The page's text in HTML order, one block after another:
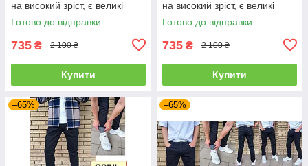
на високий зріст, є великі
розміри VINGVGS, Туреччина
Готово до відправки
735 ₴ 2 100 ₴
Купити
на високий зріст, є великі
розміри VINGVGS, Туреччина
Готово до відправки
735 ₴ 2 100 ₴
Купити
–65% –65%